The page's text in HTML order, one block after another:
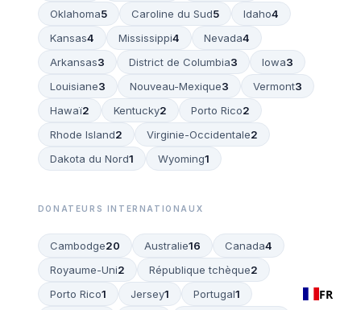
Oklahoma5 Caroline du Sud5 Idaho4
Kansas4 Mississippi4 Nevada4
Arkansas3 District de Columbia3 Iowa3
Louisiane3 Nouveau-Mexique3 Vermont3
Hawaï2 Kentucky2 Porto Rico2
Rhode Island2 Virginie-Occidentale2
Dakota du Nord1 Wyoming1
DONATEURS INTERNATIONAUX
Cambodge20 Australie16 Canada4
Royaume-Uni2 République tchèque2
Porto Rico1 Jersey1 Portugal1 FR